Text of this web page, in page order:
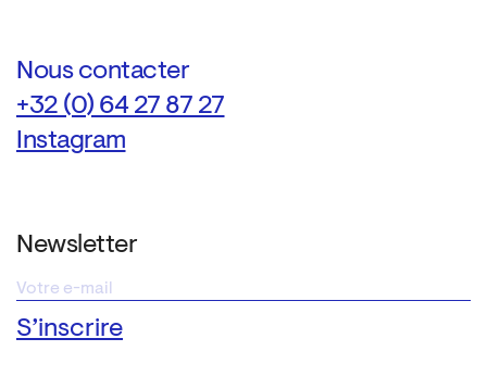
Nous contacter
+32 (0) 64 27 87 27
Instagram
Newsletter